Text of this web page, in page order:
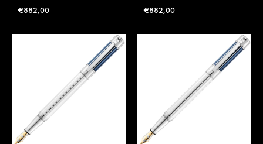
€882,00 €882,00